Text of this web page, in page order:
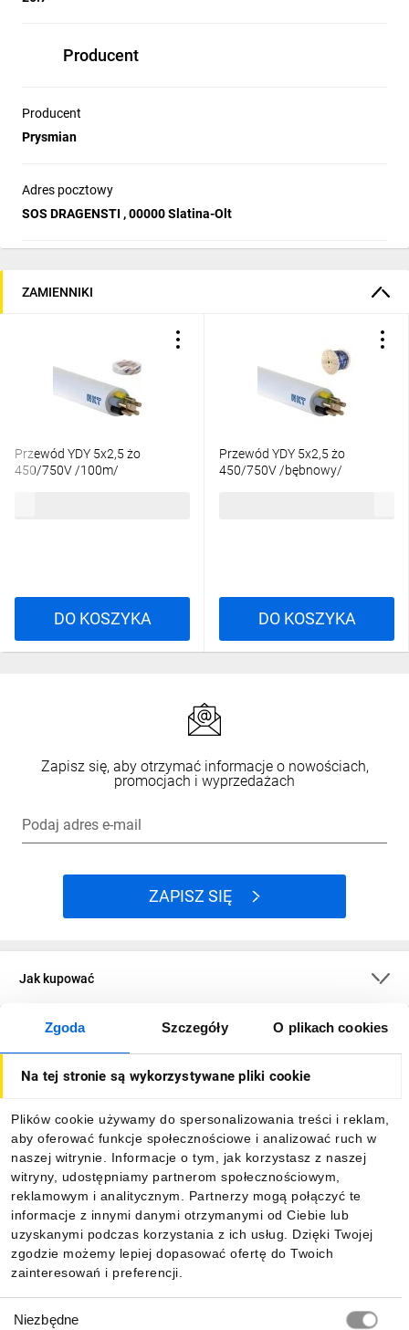
Zgoda Szczegóły O plikach cookies
Na tej stronie są wykorzystywane pliki cookie
Plików cookie używamy do spersonalizowania treści i reklam,
aby oferować funkcje społecznościowe i analizować ruch w
naszej witrynie. Informacje o tym, jak korzystasz z naszej
witryny, udostępniamy partnerom społecznościowym,
reklamowym i analitycznym. Partnerzy mogą połączyć te
informacje z innymi danymi otrzymanymi od Ciebie lub
uzyskanymi podczas korzystania z ich usług. Dzięki Twojej
zgodzie możemy lepiej dopasować ofertę do Twoich
zainteresowań i preferencji.
Niezbędne
Producent
Producent
Prysmian
Adres pocztowy
SOS DRAGENSTI , 00000 Slatina-Olt
ZAMIENNIKI
Przewód YDY 5x2,5 żo
450/750V /100m/
DO KOSZYKA
Przewód YDY 5x2,5 żo
450/750V /bębnowy/
DO KOSZYKA
Zapisz się, aby otrzymać informacje o nowościach,
promocjach i wyprzedażach
Podaj adres e-mail
ZAPISZ SIĘ
Jak kupować
O firmie
Informacje
Pobierz naszą aplikację mobilną: